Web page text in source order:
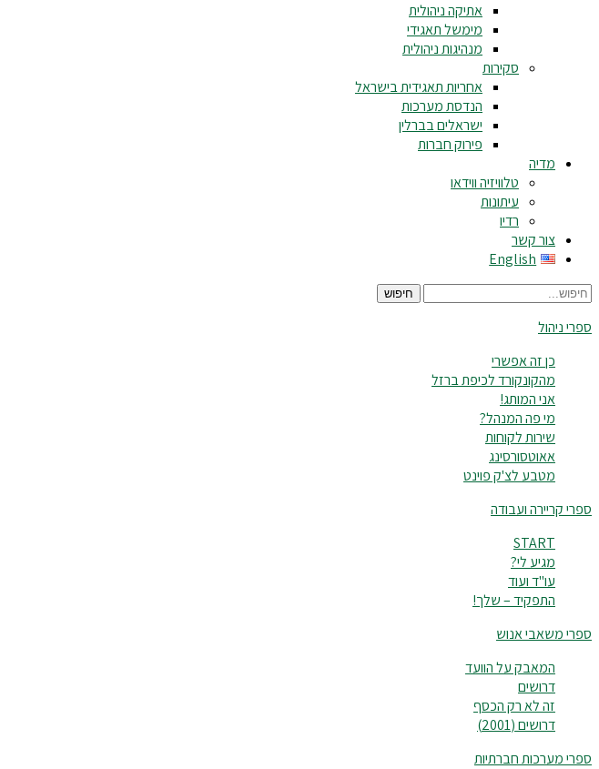
אתיקה ניהולית
מימשל תאגידי
מנהיגות ניהולית
סקירות
אחריות תאגידית בישראל
הנדסת מערכות
ישראלים בברלין
פירוק חברות
מדיה
טלוויזיה ווידאו
עיתונות
רדיו
צור קשר
English
חיפוש
ספרי ניהול
כן זה אפשרי
מהקונקורד לכיפת ברזל
אני המותג!
מי פה המנהל?
שירות לקוחות
אאוטסורסינג
מטבע לצ'ק פוינט
ספרי קריירה ועבודה
START
מגיע לי?
עו"ד ועוד
התפקיד – שלך!
ספרי משאבי אנוש
המאבק על הוועד
דרושים
זה לא רק הכסף
דרושים (2001)
ספרי מערכות חברתיות